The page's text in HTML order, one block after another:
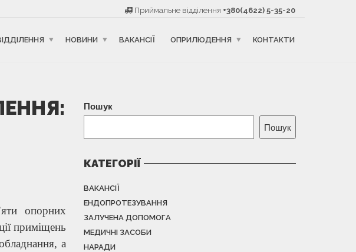
Приймальне відділення +380(4622) 5-35-20
НОВИНИ ВАКАНСІЇ ОПРИЛЮДЕННЯ КОНТАКТИ
опорних
приміщень
а
Пошук
Пошук
КАТЕГОРІЇ
ВАКАНСІЇ
ЕНДОПРОТЕЗУВАННЯ
ЗАЛУЧЕНА ДОПОМОГА
МЕДИЧНІ ЗАСОБИ
НАРАДИ